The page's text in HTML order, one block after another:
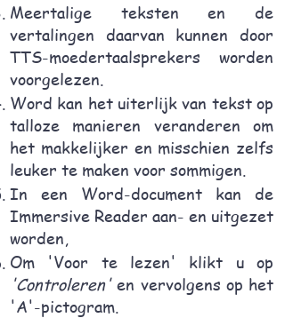
Meertalige teksten en de
vertalingen daarvan kunnen door
TTS-moedertaalsprekers worden
voorgelezen.
Word kan het uiterlijk van tekst op
talloze manieren veranderen om
het makkelijker en misschien zelfs
leuker te maken voor sommigen.
In een Word-document kan de
Immersive Reader aan- en uitgezet
worden,
Om 'Voor te lezen' klikt u op
'Controleren'en vervolgens op het
'A'-pictogram.